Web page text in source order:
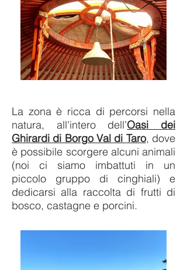
La zona è ricca di percorsi nella
natura, all'intero dell’Oasi dei
Ghirardi di Borgo Val di Taro, dove
è possibile scorgere alcuni animali
(noi ci siamo imbattuti in un
piccolo gruppo di cinghiali) e
dedicarsi alla raccolta di frutti di
bosco, castagne e porcini.